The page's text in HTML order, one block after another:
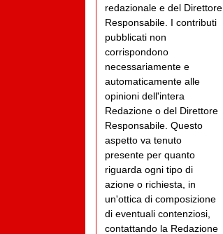
redazionale e del Direttore
Responsabile. I contributi
pubblicati non
corrispondono
necessariamente e
automaticamente alle
opinioni dell'intera
Redazione o del Direttore
Responsabile. Questo
aspetto va tenuto
presente per quanto
riguarda ogni tipo di
azione o richiesta, in
un'ottica di composizione
di eventuali contenziosi,
contattando la Redazione